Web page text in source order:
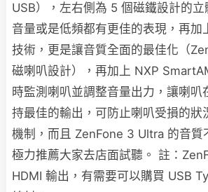
USB），左右側為 5 個磁鐵設計的
音量或是低頻都有更佳的表現，再
技術，更是讓音質全面的最佳化（
磁喇叭設計），再加上 NXP
時監測喇叭並調整音量出力，讓喇叭
持最佳的輸出，可防止喇叭受損的狀
機制，而且 ZenFone 3 Ultra 的音質
極力推薦大家去店面試聽。 註：
HDMI 輸出，有需要可以購買 USB